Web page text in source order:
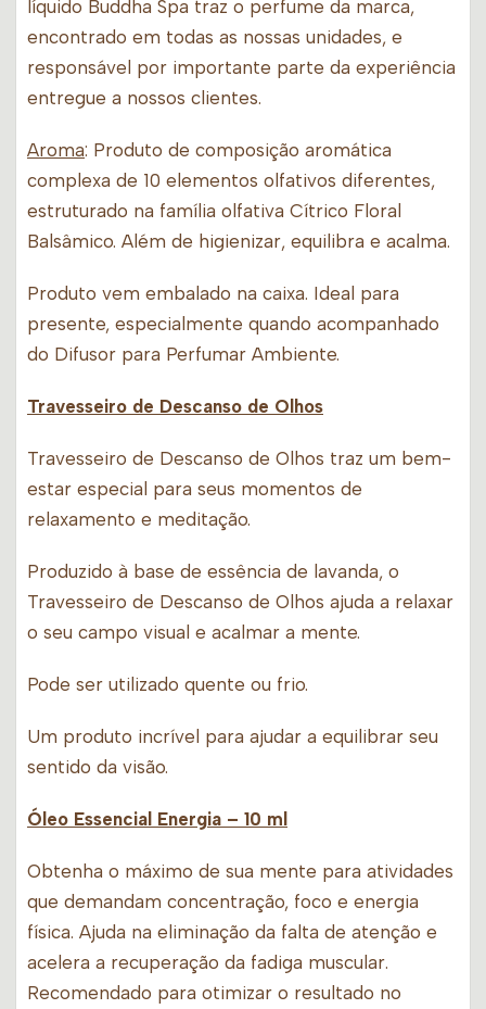
líquido Buddha Spa traz o perfume da marca,
encontrado em todas as nossas unidades, e
responsável por importante parte da experiência
entregue a nossos clientes.
Aroma: Produto de composição aromática
complexa de 10 elementos olfativos diferentes,
estruturado na família olfativa Cítrico Floral
Balsâmico. Além de higienizar, equilibra e acalma.
Produto vem embalado na caixa. Ideal para
presente, especialmente quando acompanhado
do Difusor para Perfumar Ambiente.
Travesseiro de Descanso de Olhos
Travesseiro de Descanso de Olhos traz um bem-
estar especial para seus momentos de
relaxamento e meditação.
Produzido à base de essência de lavanda, o
Travesseiro de Descanso de Olhos ajuda a relaxar
o seu campo visual e acalmar a mente.
Pode ser utilizado quente ou frio.
Um produto incrível para ajudar a equilibrar seu
sentido da visão.
Óleo Essencial Energia – 10 ml
Obtenha o máximo de sua mente para atividades
que demandam concentração, foco e energia
física. Ajuda na eliminação da falta de atenção e
acelera a recuperação da fadiga muscular.
Recomendado para otimizar o resultado no